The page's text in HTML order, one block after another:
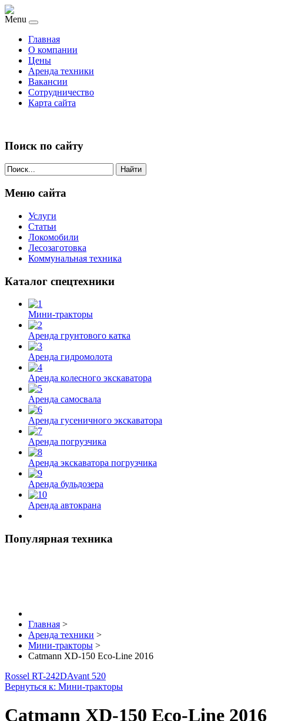
Menu
Главная
О компании
Цены
Аренда техники
Вакансии
Сотрудничество
Карта сайта
Поиск по сайту
Найти
Меню сайта
Услуги
Статьи
Локомобили
Лесозаготовка
Коммунальная техника
Каталог спецтехники
Мини-тракторы
Аренда грунтового катка
Аренда гидромолота
Аренда колесного экскаватора
Аренда самосвала
Аренда гусеничного экскаватора
Аренда погрузчика
Аренда экскаватора погрузчика
Аренда бульдозера
Аренда автокрана
Популярная техника
Главная >
Аренда техники >
Мини-тракторы >
Catmann XD-150 Eco-Line 2016
Rossel RT-242DAvant 520
Вернуться к: Мини-тракторы
Catmann XD-150 Eco-Line 2016